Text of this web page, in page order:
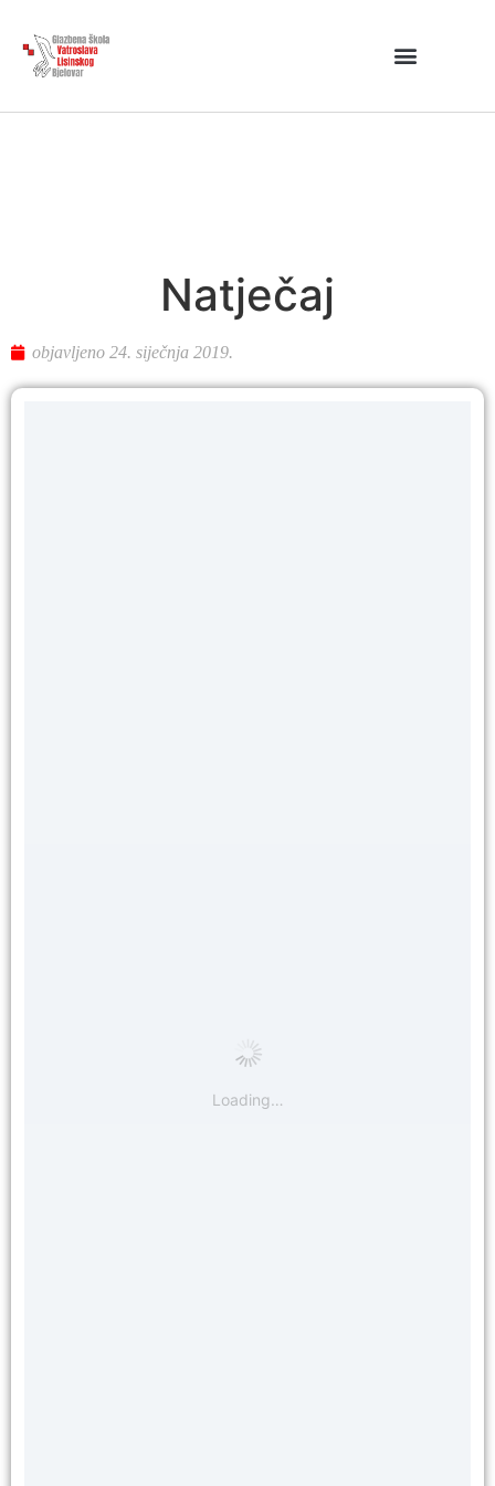
Natječaj
objavljeno 24. siječnja 2019.
Loading…